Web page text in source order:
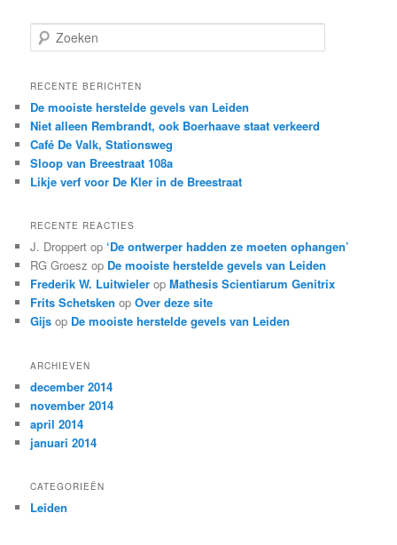
o
k
n
RECENTE BERICHTEN
De mooiste herstelde gevels van Leiden
Niet alleen Rembrandt, ook Boerhaave staat verkeerd
Café De Valk, Stationsweg
Sloop van Breestraat 108a
Likje verf voor De Kler in de Breestraat
RECENTE REACTIES
J. Droppert op‘De ontwerper hadden ze moeten ophangen’
RG Groesz op De mooiste herstelde gevels van Leiden
Frederik W. Luitwieler opMathesis Scientiarum Genitrix
Frits Schetsken opOver deze site
Gijs op De mooiste herstelde gevels van Leiden
ARCHIEVEN
december 2014
november 2014
april 2014
januari 2014
CATEGORIEËN
Leiden